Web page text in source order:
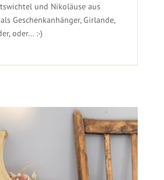
und Nikoläuse aus
Geschenkanhänger, Girlande,
oder… :-)